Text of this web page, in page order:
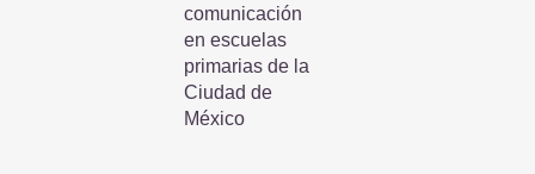
comunicación
en escuelas
primarias de la
Ciudad de
México